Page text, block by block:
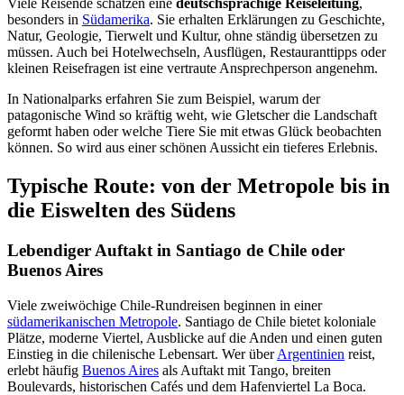
Viele Reisende schätzen eine deutschsprachige Reiseleitung,
besonders in Südamerika. Sie erhalten Erklärungen zu Geschichte,
Natur, Geologie, Tierwelt und Kultur, ohne ständig übersetzen zu
müssen. Auch bei Hotelwechseln, Ausflügen, Restauranttipps oder
kleinen Reisefragen ist eine vertraute Ansprechperson angenehm.
In Nationalparks erfahren Sie zum Beispiel, warum der
patagonische Wind so kräftig weht, wie Gletscher die Landschaft
geformt haben oder welche Tiere Sie mit etwas Glück beobachten
können. So wird aus einer schönen Aussicht ein tieferes Erlebnis.
Typische Route: von der Metropole bis in
die Eiswelten des Südens
Lebendiger Auftakt in Santiago de Chile oder
Buenos Aires
Viele zweiwöchige Chile-Rundreisen beginnen in einer
südamerikanischen Metropole. Santiago de Chile bietet koloniale
Plätze, moderne Viertel, Ausblicke auf die Anden und einen guten
Einstieg in die chilenische Lebensart. Wer überArgentinien reist,
erlebt häufig Buenos Aires als Auftakt mit Tango, breiten
Boulevards, historischen Cafés und dem Hafenviertel La Boca.